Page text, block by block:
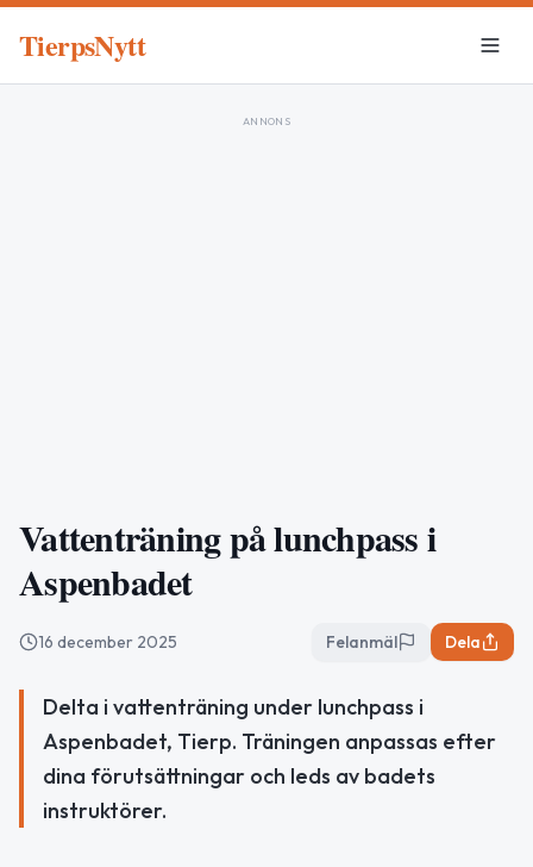
TierpsNytt
ANNONS
Vattenträning på lunchpass i
Aspenbadet
16 december 2025 Felanmäl Dela
Delta i vattenträning under lunchpass i
Aspenbadet, Tierp. Träningen anpassas efter
dina förutsättningar och leds av badets
instruktörer.